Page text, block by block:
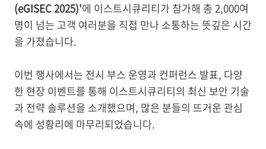
(eGISEC 2025)'에 이스트시큐리티가 참가해 총 2,000여
명이 넘는 고객 여러분을 직접 만나 소통하는 뜻깊은 시간
을 가졌습니다.
이번 행사에서는 전시 부스 운영과 컨퍼런스 발표, 다양
한 현장 이벤트를 통해 이스트시큐리티의 최신 보안 기술
과 전략 솔루션을 소개했으며, 많은 분들의 뜨거운 관심
속에 성황리에 마무리되었습니다.